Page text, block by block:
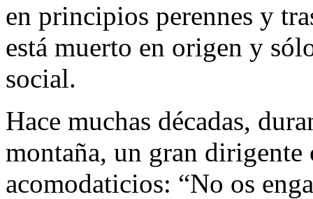
en principios perennes y
está muerto en origen y
social.
Hace muchas décadas,
montaña, un gran dirigente
acomodaticios: “No os